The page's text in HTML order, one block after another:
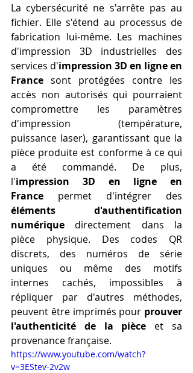
La cybersécurité ne s'arrête pas au
fichier. Elle s'étend au processus de
fabrication lui-même. Les machines
d'impression 3D industrielles des
services d'impression 3D en ligne en
France sont protégées contre les
accès non autorisés qui pourraient
compromettre les paramètres
d'impression (température,
puissance laser), garantissant que la
pièce produite est conforme à ce qui
a été commandé. De plus,
l'impression 3D en ligne en
France
éléments d'authentification
numérique directement dans la
pièce physique. Des codes QR
discrets, des numéros de série
uniques ou même des motifs
internes cachés, impossibles à
répliquer par d'autres méthodes,
peuvent être imprimés pour prouver
l'authenticité de la pièce et sa
provenance française.
https://www.youtube.com/watch?
v=3EStev-2v2w